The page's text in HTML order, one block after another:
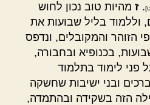
. ז מהיות טוב נכון לחוש
וללמוד בליל שבועות את
הזוהר והמקובלים, ונדפס
בכנופיא ובחבורה,
פני לימוד בתלמוד
ובני ישיבות שחשקה
הזה בשקידה ובהתמדה,